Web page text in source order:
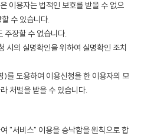
이용자는 법적인 보호를 받을 수 없으
수 있습니다.
주장할 수 없습니다.
시의 실명확인을 위하여 실명확인 조치
를 도용하여 이용신청을 한 이용자의 모
처벌을 받을 수 있습니다.
"서비스" 이용을 승낙함을 원칙으로 합